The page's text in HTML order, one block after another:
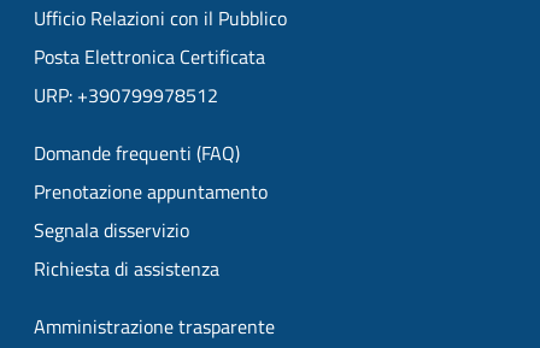
Ufficio Relazioni con il Pubblico
Posta Elettronica Certificata
URP: +390799978512
Domande frequenti (FAQ)
Prenotazione appuntamento
Segnala disservizio
Richiesta di assistenza
Amministrazione trasparente